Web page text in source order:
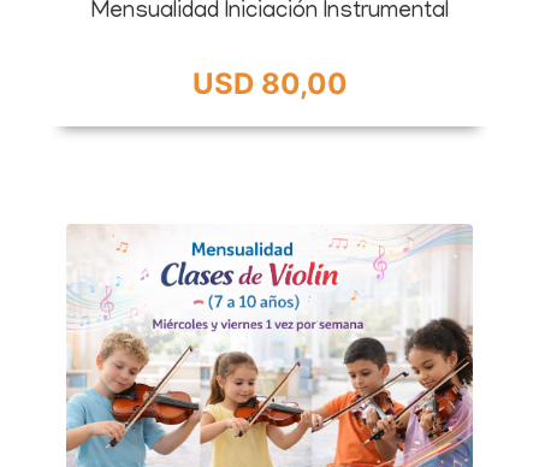
Mensualidad Iniciación Instrumental
USD 80,00